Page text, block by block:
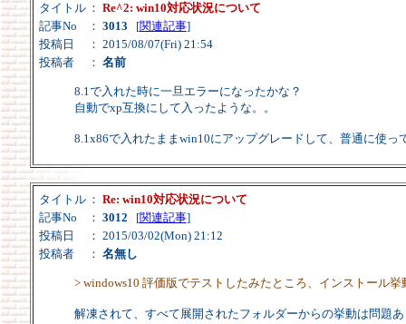
タイトル ： Re^2: win10対応状況について
記事No
： 3013 [関連記事]
投稿日
： 2015/08/07(Fri) 21:54
投稿者
： 名前
8.1で入れた時に一旦エラーになったかな？
自動でxp互換にして入ったような。。
8.1x86で入れたままwin10にアップグレードして、普通に使っ
タイトル ： Re: win10対応状況について
記事No
： 3012 [関連記事]
投稿日
： 2015/03/02(Mon) 21:12
投稿者
： 名無し
> windows10 評価版でテストしたみたところ、インストール
解凍されて、すべて展開されたフォルダーからの挙動は問題